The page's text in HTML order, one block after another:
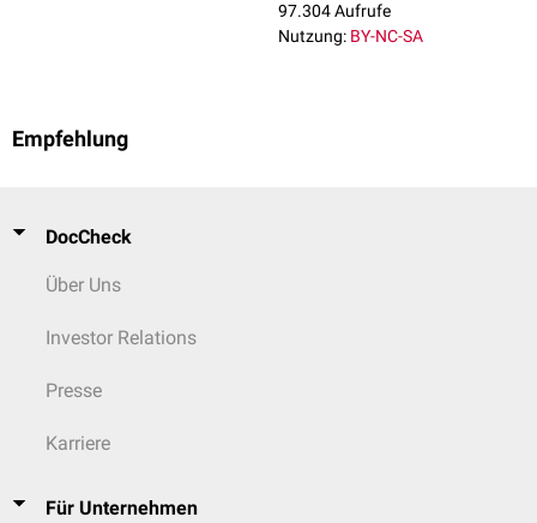
97.304 Aufrufe
Nutzung: BY-NC-SA
Empfehlung
DocCheck
Über Uns
Investor Relations
Presse
Karriere
Für Unternehmen